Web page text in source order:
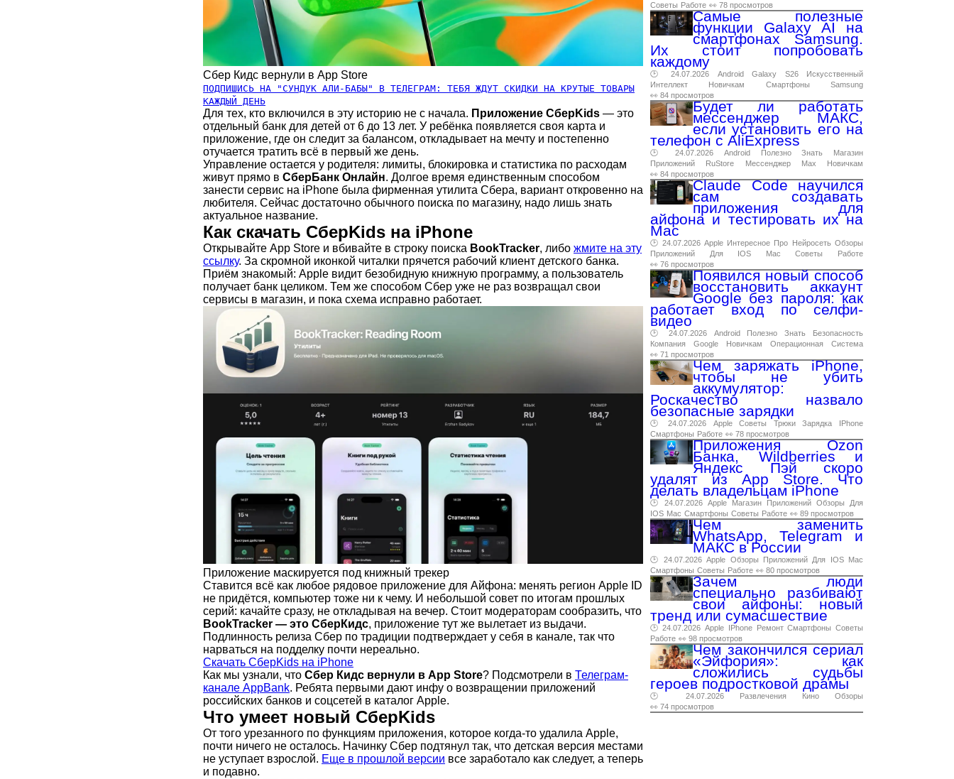
Сбер Кидс вернули в App Store
ПОДПИШИСЬ НА "СУНДУК АЛИ-БАБЫ" В ТЕЛЕГРАМ: ТЕБЯ ЖДУТ СКИДКИ НА КРУТЫЕ ТОВАРЫ
КАЖДЫЙ ДЕНЬ
Для тех, кто включился в эту историю не с начала. Приложение СберKids — это
отдельный банк для детей от 6 до 13 лет. У ребёнка появляется своя карта и
приложение, где он следит за балансом, откладывает на мечту и постепенно
отучается тратить всё в первый же день.
Управление остается у родителя: лимиты, блокировка и статистика по расходам
живут прямо в СберБанк Онлайн. Долгое время единственным способом
занести сервис на iPhone была фирменная утилита Сбера, вариант откровенно на
любителя. Сейчас достаточно обычного поиска по магазину, надо лишь знать
актуальное название.
Как скачать СберKids на iPhone
Открывайте App Store и вбивайте в строку поиска BookTracker, либо жмите на эту
ссылку. За скромной иконкой читалки прячется рабочий клиент детского банка.
Приём знакомый: Apple видит безобидную книжную программу, а пользователь
получает банк целиком. Тем же способом Сбер уже не раз возвращал свои
сервисы в магазин, и пока схема исправно работает.
Приложение маскируется под книжный трекер
Ставится всё как любое рядовое приложение для Айфона: менять регион Apple ID
не придётся, компьютер тоже ни к чему. И небольшой совет по итогам прошлых
серий: качайте сразу, не откладывая на вечер. Стоит модераторам сообразить, что
BookTracker — это СберКидс, приложение тут же вылетает из выдачи.
Подлинность релиза Сбер по традиции подтверждает у себя в канале, так что
нарваться на подделку почти нереально.
Скачать СберKids на iPhone
Как мы узнали, что Сбер Кидс вернули в App Store? Подсмотрели в Телеграм-
канале AppBank. Ребята первыми дают инфу о возвращении приложений
российских банков и соцсетей в каталог Apple.
Что умеет новый СберKids
От того урезанного по функциям приложения, которое когда-то удалила Apple,
почти ничего не осталось. Начинку Сбер подтянул так, что детская версия местами
не уступает взрослой. Еще в прошлой версии все заработало как следует, а теперь
и подавно.
Советы Работе 👀 78 просмотров
Самые полезные
функции Galaxy AI на
смартфонах Samsung.
Их стоит попробовать
каждому
🕑 24.07.2026 Android Galaxy S26
Искусственный
Интеллект
Новичкам Смартфоны
Samsung
👀 84 просмотров
Будет ли работать
мессенджер МАКС,
если установить его на
телефон с AliExpress
🕑 24.07.2026 Android Полезно Знать
Магазин
Приложений
RuStore Мессенджер Max
Новичкам
👀 84 просмотров
Claude Code научился
сам создавать
приложения для
айфона и тестировать их на
Mac
🕑 24.07.2026 Apple Интересное Про Нейросеть Обзоры
Приложений
Для IOS Mac Советы
Работе
👀 76 просмотров
Появился новый способ
восстановить аккаунт
Google без пароля: как
работает вход по селфи-
видео
🕑 24.07.2026 Android Полезно Знать
Безопасность
Компания
Google Новичкам Операционная
Система
👀 71 просмотров
Чем заряжать iPhone,
чтобы не убить
аккумулятор:
Роскачество назвало
безопасные зарядки
🕑 24.07.2026 Apple Советы Трюки Зарядка
IPhone
Смартфоны Работе 👀 78 просмотров
Приложения Ozon
Банка, Wildberries и
Яндекс Пэй скоро
удалят из App Store. Что
делать владельцам iPhone
🕑 24.07.2026 Apple Магазин Приложений Обзоры
Для
IOS Mac Смартфоны Советы Работе 👀 89 просмотров
Чем заменить
WhatsApp, Telegram и
МАКС в России
🕑 24.07.2026 Apple Обзоры Приложений Для IOS
Mac
Смартфоны Советы Работе 👀 80 просмотров
Зачем люди
специально разбивают
свои айфоны: новый
тренд или сумасшествие
🕑 24.07.2026 Apple IPhone Ремонт Смартфоны Советы
Работе 👀 98 просмотров
Чем закончился сериал
«Эйфория»: как
сложились судьбы
героев подростковой драмы
🕑 24.07.2026 Развлечения Кино
Обзоры
👀 74 просмотров